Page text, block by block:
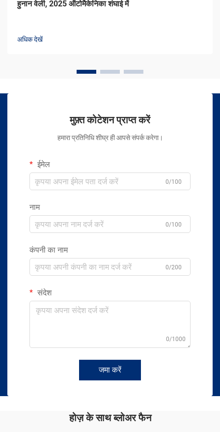
हुनान वेली, 2025 ऑटोमैकेनिका शंघाई में
अधिक देखें
मुफ़्त कोटेशन प्राप्त करें
हमारा प्रतिनिधि शीघ्र ही आपसे संपर्क करेगा।
ईमेल
0/100
नाम
0/100
कंपनी का नाम
0/200
संदेश
0/1000
जमा करें
होज़ के साथ ब्लोअर फैन